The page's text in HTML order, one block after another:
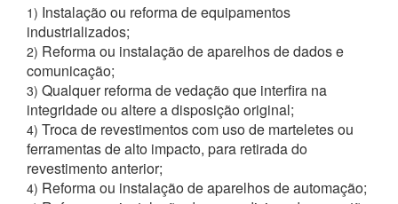
1) Instalação ou reforma de equipamentos
industrializados;
2) Reforma ou instalação de aparelhos de dados e
comunicação;
3) Qualquer reforma de vedação que interfira na
integridade ou altere a disposição original;
4) Troca de revestimentos com uso de marteletes ou
ferramentas de alto impacto, para retirada do
revestimento anterior;
4) Reforma ou instalação de aparelhos de automação;